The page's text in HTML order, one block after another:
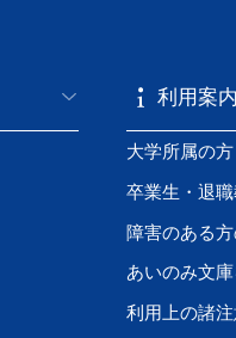
利用案内
大学所属の方
卒業生・退
障害のある
あいのみ文
利用上の諸